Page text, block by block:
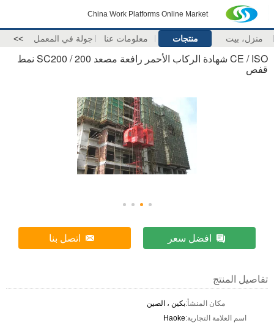
China Work Platforms Online Market
منزل، بيت منتجات معلومات عنا جولة في المعمل >>
CE / ISO شهادة الركاب الأحمر رافعة مصعد SC200 / 200 نمط
قفص
افضل سعر اتصل بنا
تفاصيل المنتج
مكان المنشأ:بكين ، الصين
اسم العلامة التجارية:Haoke